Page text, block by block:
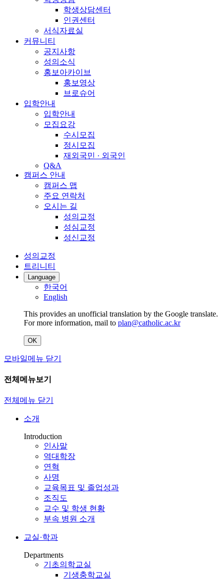
학생상담센터
인권센터
서식자료실
커뮤니티
공지사항
성의소식
홍보아카이브
홍보영상
브로슈어
입학안내
입학안내
모집요강
수시모집
정시모집
재외국민 · 외국인
Q&A
캠퍼스 안내
캠퍼스 맵
주요 연락처
오시는 길
성의교정
성심교정
성신교정
성의교정
트리니티
Language
한국어
English
This provides an unofficial translation by the Google translate.
For more information, mail to plan@catholic.ac.kr
OK
모바일메뉴 닫기
전체메뉴보기
전체메뉴 닫기
소개
Introduction
인사말
역대학장
연혁
사명
교육목표 및 졸업성과
조직도
교수 및 학생 현황
부속 병원 소개
교실·학과
Departments
기초의학교실
기생충학교실